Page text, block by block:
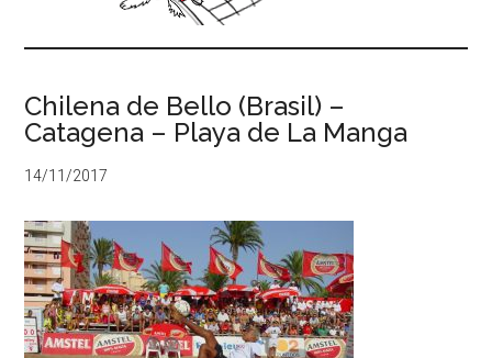
Chilena de Bello (Brasil) –
Catagena – Playa de La Manga
14/11/2017